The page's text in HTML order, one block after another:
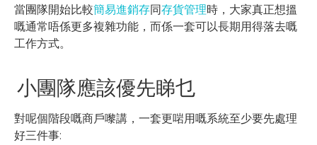
當團隊開始比較簡易進銷存同存貨管理時，大家真正想搵
嘅通常唔係更多複雜功能，而係一套可以長期用得落去嘅
工作方式。
小團隊應該優先睇乜
對呢個階段嘅商戶嚟講，一套更啱用嘅系統至少要先處理
好三件事: